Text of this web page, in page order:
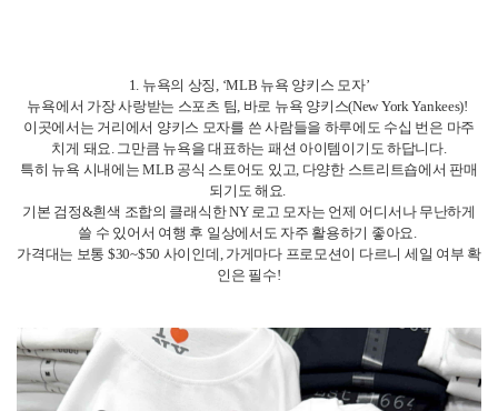
1. 뉴욕의 상징, ‘MLB 뉴욕 양키스 모자’
뉴욕에서 가장 사랑받는 스포츠 팀, 바로 뉴욕 양키스(New York Yankees)!
이곳에서는 거리에서 양키스 모자를 쓴 사람들을 하루에도 수십 번은 마주
치게 돼요. 그만큼 뉴욕을 대표하는 패션 아이템이기도 하답니다.
특히 뉴욕 시내에는 MLB 공식 스토어도 있고, 다양한 스트리트숍에서 판매
되기도 해요.
기본 검정&흰색 조합의 클래식한 NY 로고 모자는 언제 어디서나 무난하게
쓸 수 있어서 여행 후 일상에서도 자주 활용하기 좋아요.
가격대는 보통 $30~$50 사이인데, 가게마다 프로모션이 다르니 세일 여부 확
인은 필수!
2. I ♥ NY 티셔츠
‘너무 흔한 거 아냐?’라고 생각하실 수도 있지만, 오히려 그 흔함 덕분에 많은